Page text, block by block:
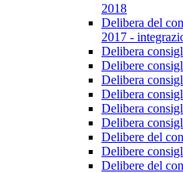
2018
Delibera del
2017 -
Delibera
Delibere
Delibera
Delibera
Delibera
Delibera
Delibere del
Delibere
Delibere del